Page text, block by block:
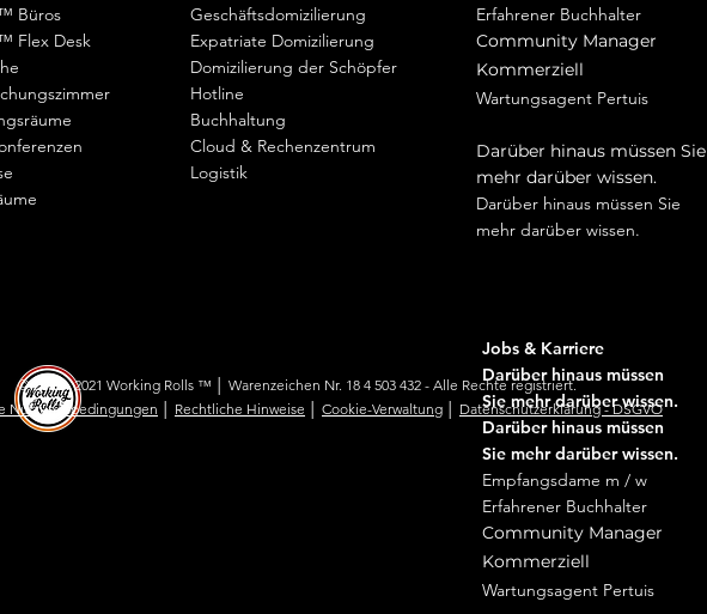
Büros
Flex Desk
Geschäftsdomizilierung
Expatriate Domizilierung
Domizilierung der Schöpfer
Hotline
Buchhaltung
Cloud & Rechenzentrum
Logistik
Erfahrener Buchhalter
Community Manager
Kommerziell
Wartungsagent Pertuis
Darüber hinaus müssen Sie
mehr darüber wissen.
Darüber hinaus müssen Sie
mehr darüber wissen.
Jobs & Karriere
Darüber hinaus müssen
Sie mehr darüber wissen.
Darüber hinaus müssen
Sie mehr darüber wissen.
Empfangsdame m / w
Erfahrener Buchhalter
Community Manager
Kommerziell
Wartungsagent Pertuis
© 2005 - 2021 Working Rolls ™ │ Warenzeichen Nr. 18 4 503 432 - Alle Rechte registriert.
Nutzungsbedingungen
Rechtliche Hinweise Cookie-Verwaltung Datenschutzerklärung - DSGVO